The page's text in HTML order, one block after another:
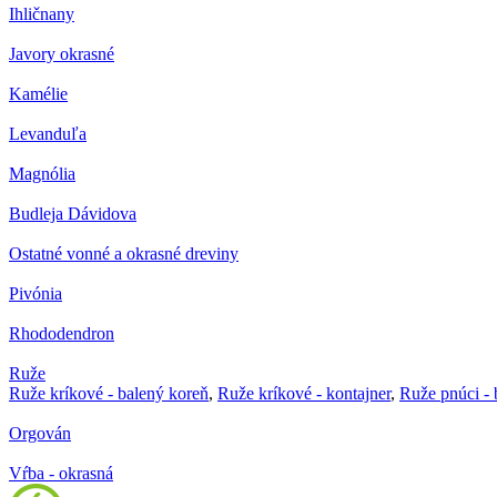
Ihličnany
Javory okrasné
Kamélie
Levanduľa
Magnólia
Budleja Dávidova
Ostatné vonné a okrasné dreviny
Pivónia
Rhododendron
Ruže
Ruže kríkové - balený koreň, Ruže kríkové - kontajner, Ruže pnúci -
Orgován
Vŕba - okrasná